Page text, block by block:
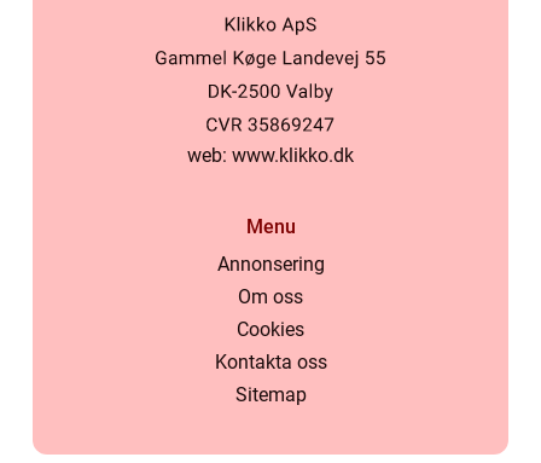
web: www.klikko.dk
Menu
Annonsering
Om oss
Cookies
Kontakta oss
Sitemap